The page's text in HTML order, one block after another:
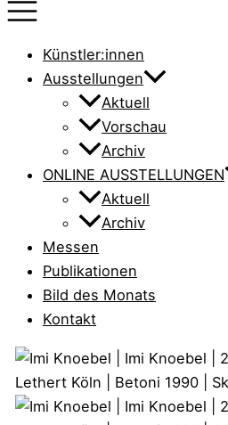
Künstler:innen
Ausstellungen
Aktuell
Vorschau
Archiv
ONLINE AUSSTELLUNGEN
Aktuell
Archiv
Messen
Publikationen
Bild des Monats
Kontakt